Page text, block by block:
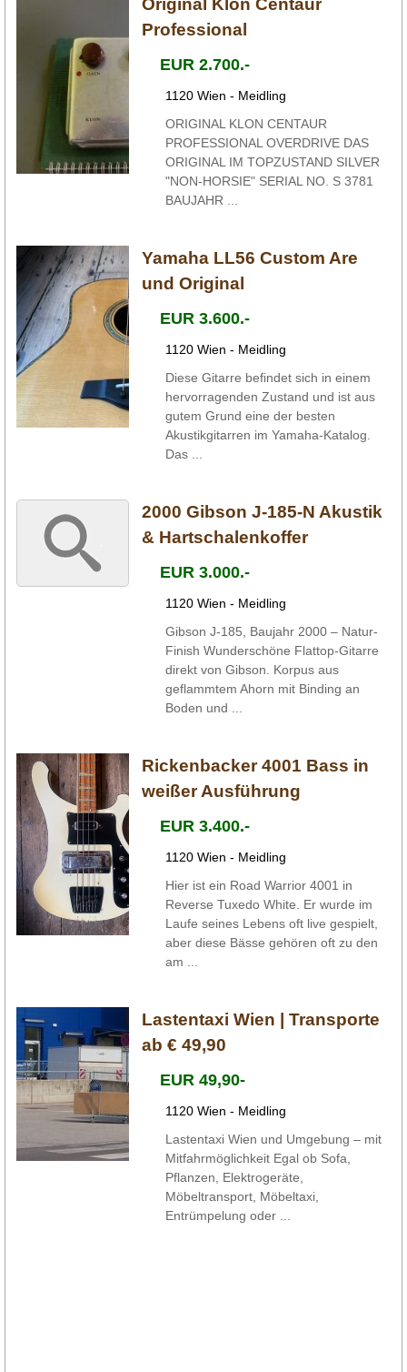
Professional
EUR 2.700.-
1120 Wien - Meidling
ORIGINAL KLON CENTAUR
PROFESSIONAL OVERDRIVE DAS
ORIGINAL IM TOPZUSTAND SILVER
"NON-HORSIE" SERIAL NO. S 3781
BAUJAHR ...
Yamaha LL56 Custom Are
und Original
EUR 3.600.-
1120 Wien - Meidling
Diese Gitarre befindet sich in einem
hervorragenden Zustand und ist aus
gutem Grund eine der besten
Akustikgitarren im Yamaha-Katalog.
Das ...
2000 Gibson J-185-N Akustik
& Hartschalenkoffer
EUR 3.000.-
1120 Wien - Meidling
Gibson J-185, Baujahr 2000 – Natur-
Finish Wunderschöne Flattop-Gitarre
direkt von Gibson. Korpus aus
geflammtem Ahorn mit Binding an
Boden und ...
Rickenbacker 4001 Bass in
weißer Ausführung
EUR 3.400.-
1120 Wien - Meidling
Hier ist ein Road Warrior 4001 in
Reverse Tuxedo White. Er wurde im
Laufe seines Lebens oft live gespielt,
aber diese Bässe gehören oft zu den
am ...
Lastentaxi Wien | Transporte
ab € 49,90
EUR 49,90-
1120 Wien - Meidling
Lastentaxi Wien und Umgebung – mit
Mitfahrmöglichkeit Egal ob Sofa,
Pflanzen, Elektrogeräte,
Möbeltransport, Möbeltaxi,
Entrümpelung oder ...